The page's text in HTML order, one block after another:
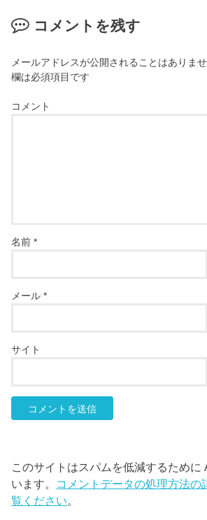
コメントを残す
メールアドレスが公開されることはありませ
欄は必須項目です
コメント
名前*
メール*
サイト
このサイトはスパムを低減するために
います。 コメントデータの処理方法の
覧ください。